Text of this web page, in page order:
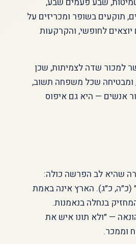
תוקעים בשופר ומכריזים על
לחופשי, והקרקעות
למכור שדה לצמיתות, שכן
ומבטיחה שכל משפחה תשוב,
אנשים — היא גם איפוס
שהיא לב הפרשה כולה:
(כ״ה, כ״ג). הארץ אינה באמת
בנחלה בנאמנות.
— ״ולא תונו איש את
וממכר.